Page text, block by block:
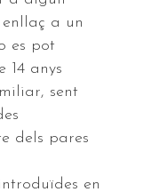
a un
es pot
14 anys
sent
dels pares
en